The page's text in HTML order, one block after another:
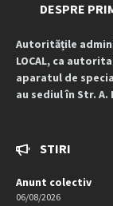
DESPRE
Autoritățile
LOCAL, ca
aparatul de
au sediul în Str. A.
STIRI
Anunt colectiv
06/08/2026